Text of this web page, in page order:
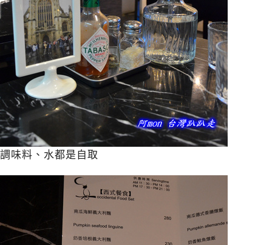
調味料、水都是自取